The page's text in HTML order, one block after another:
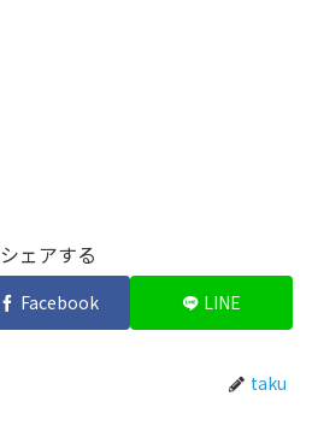
シェアする
Facebook LINE
taku